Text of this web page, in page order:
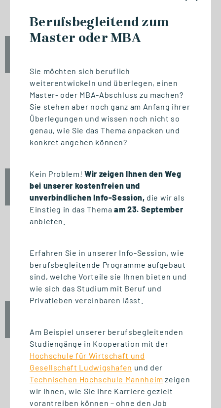
NETZWERKVERANSTALTUNG
Experttalk: Future-Ready
Leadership - Mensch & KI
Fr., 18. September 2026
10:00 - 12:00 Uhr
Berufsbegleitend zum Master
oder MBA
START STUDIENGANG
Biomedizinische Informatik
Berufsbegleitend zum
Master oder MBA
Sie möchten sich beruflich
weiterentwickeln und überlegen, einen
Master- oder MBA-Abschluss zu machen?
Sie stehen aber noch ganz am Anfang ihrer
Überlegungen und wissen noch nicht so
genau, wie Sie das Thema anpacken und
konkret angehen können?
Kein Problem! Wir zeigen Ihnen den Weg
bei unserer kostenfreien und
unverbindlichen Info-Session, die wir als
Einstieg in das Themaam 23. September
anbieten.
Erfahren Sie in unserer Info-Session, wie
berufsbegleitende Programme aufgebaut
sind, welche Vorteile sie Ihnen bieten und
wie sich das Studium mit Beruf und
Privatleben vereinbaren lässt.
Am Beispiel unserer berufsbegleitenden
Studiengänge in Kooperation mit der
Hochschule für Wirtschaft und
Gesellschaft Ludwigshafen und der
Technischen Hochschule Mannheim zeigen
wir Ihnen, wie Sie Ihre Karriere gezielt
vorantreiben können – ohne den Job